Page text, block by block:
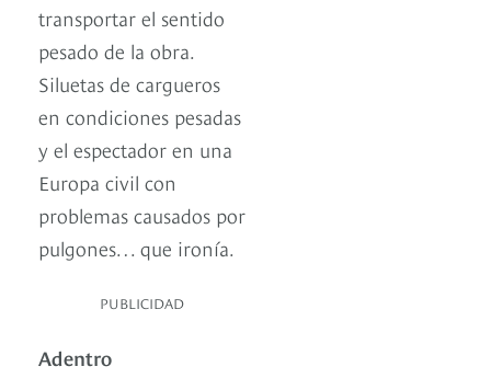
transportar el sentido
pesado de la obra.
Siluetas de cargueros
en condiciones pesadas
y el espectador en una
Europa civil con
problemas causados por
pulgones… que ironía.
PUBLICIDAD
Adentro